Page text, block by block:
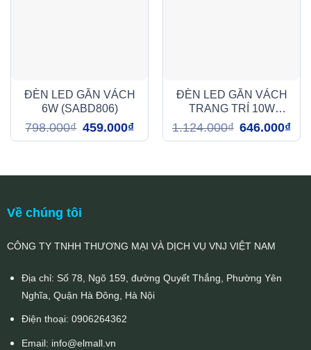
ĐÈN LED GẮN VÁCH
6W (SABD806)
798.000₫
Giá
gốc
là:
459.000₫Giá
hiện
tại
ĐÈN LED GẮN VÁCH
TRANG TRÍ 10W
(ABY006)
1.124.000₫ Giá
gốc
là:
646.000₫Giá
hiện
tại
Về chúng tôi
CÔNG TY TNHH THƯƠNG MẠI VÀ DỊCH VỤ VNJ VIỆT NAM
Địa chỉ: Số 78, Ngõ 159, đường Quyết Thắng, Phường Yên
Nghĩa, Quận Hà Đông, Hà Nội
Điện thoại: 0906264362
Email: info@elmall.vn